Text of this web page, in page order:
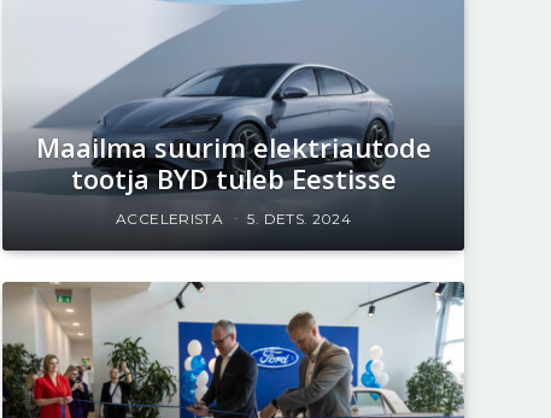
Maailma suurim elektriautode
tootja BYD tuleb Eestisse
ACCELERISTA 5. DETS. 2024